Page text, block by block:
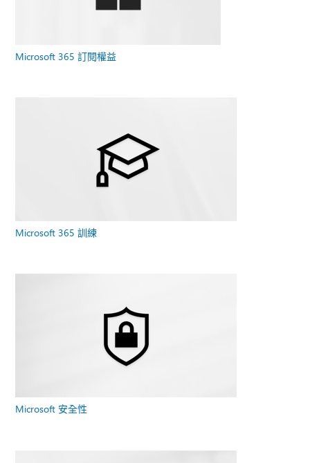
Microsoft 365 訂閱權益
Microsoft 365 訓練
Microsoft 安全性